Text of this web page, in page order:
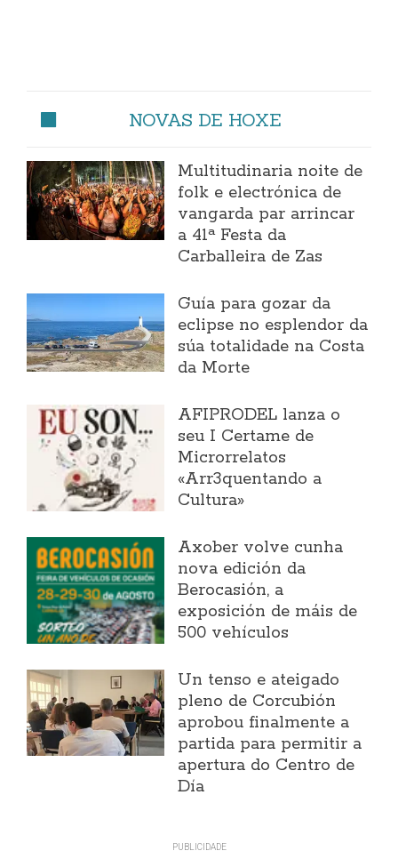
NOVAS DE HOXE
Multitudinaria noite de
folk e electrónica de
vangarda par arrincar
a 41ª Festa da
Carballeira de Zas
Guía para gozar da
eclipse no esplendor da
súa totalidade na Costa
da Morte
AFIPRODEL lanza o
seu I Certame de
Microrrelatos
«Arr3quentando a
Cultura»
Axober volve cunha
nova edición da
Berocasión, a
exposición de máis de
500 vehículos
Un tenso e ateigado
pleno de Corcubión
aprobou finalmente a
partida para permitir a
apertura do Centro de
Día